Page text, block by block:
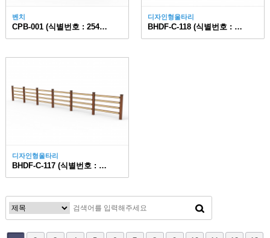
벤치
CPB-001 (식별번호 : 25474683)
디자인형울타리
BHDF-C-118 (식별번호 : 25647863)
디자인형울타리
BHDF-C-117 (식별번호 : 25647862)